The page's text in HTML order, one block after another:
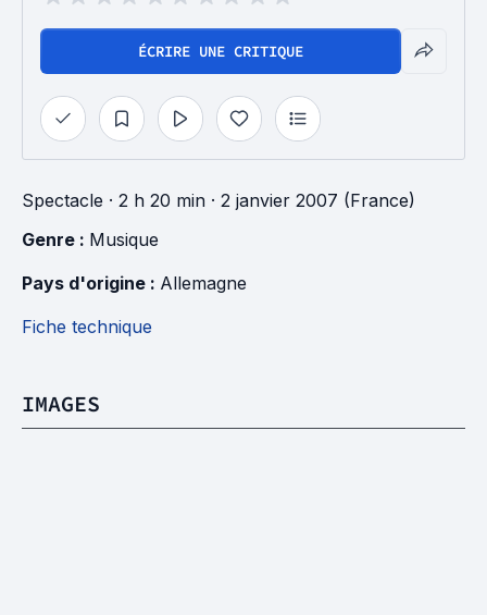
ÉCRIRE UNE CRITIQUE
Spectacle · 2 h 20 min · 2 janvier 2007 (France)
Genre : Musique
Pays d'origine : Allemagne
Fiche technique
IMAGES